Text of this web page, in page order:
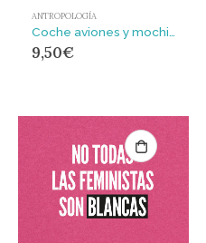
ANTROPOLOGÍA
9,50€